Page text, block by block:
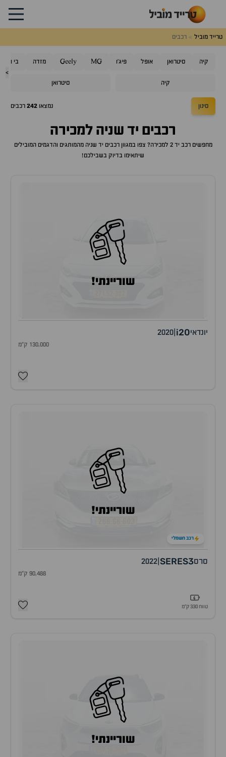
טרייד מוביל רכבים
>
קיה סיטרואן אופל פיג'ו MG
Geely מזדה בי ווי די
קיה סיטרואן
סינון נמצאו 242 רכבים
רכבים יד שניה למכירה
מחפשים רכב יד 2 למכירה? צפו במגוון רכבים יד שניה מהמותגים והדגמים המובילים
שיתאימו בדיוק בשבילכם!
שוריינתי!
יונדאיi20
2020
130,000 ק"מ
שוריינתי!
רכב חשמלי
סרסSERES3
2022
90,488 ק"מ
טווח 330 ק״מ
שוריינתי!